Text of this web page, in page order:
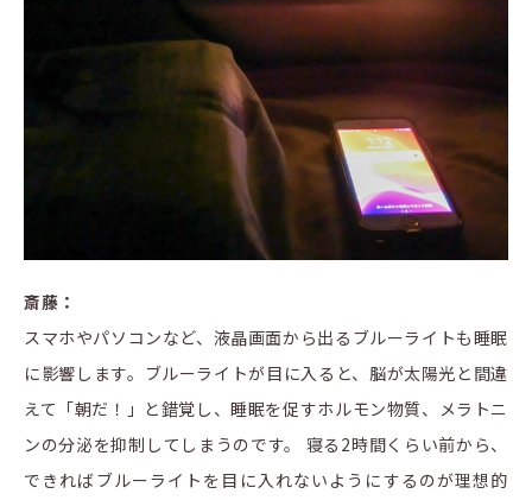
斎藤：
スマホやパソコンなど、液晶画面から出るブルーライトも睡眠
に影響します。ブルーライトが目に入ると、脳が太陽光と間違
えて「朝だ！」と錯覚し、睡眠を促すホルモン物質、メラトニ
ンの分泌を抑制してしまうのです。 寝る2時間くらい前から、
できればブルーライトを目に入れないようにするのが理想的